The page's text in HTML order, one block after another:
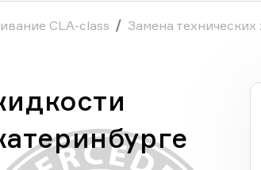
CLA-class
Замена